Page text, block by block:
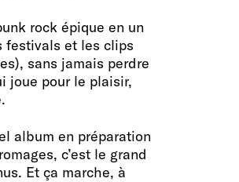
rock épique en un
festivals et les clips
sans jamais perdre
joue pour le plaisir,
album en préparation
c’est le grand
Et ça marche, à